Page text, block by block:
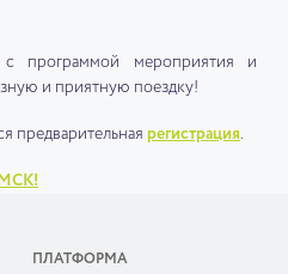
с программой мероприятия и
и приятную поездку!
предварительная регистрация.
МСК!
ПЛАТФОРМА